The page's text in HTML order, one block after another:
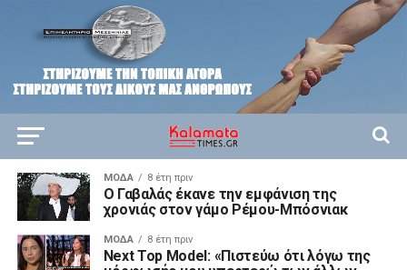
ΜΌΔΑ 8 έτη πριν
Ο Γαβαλάς έκανε την εμφάνιση της
χρονιάς στον γάμο Ρέμου-Μπόσνιακ
ΜΌΔΑ 8 έτη πριν
Next Top Model: «Πιστεύω ότι λόγω της